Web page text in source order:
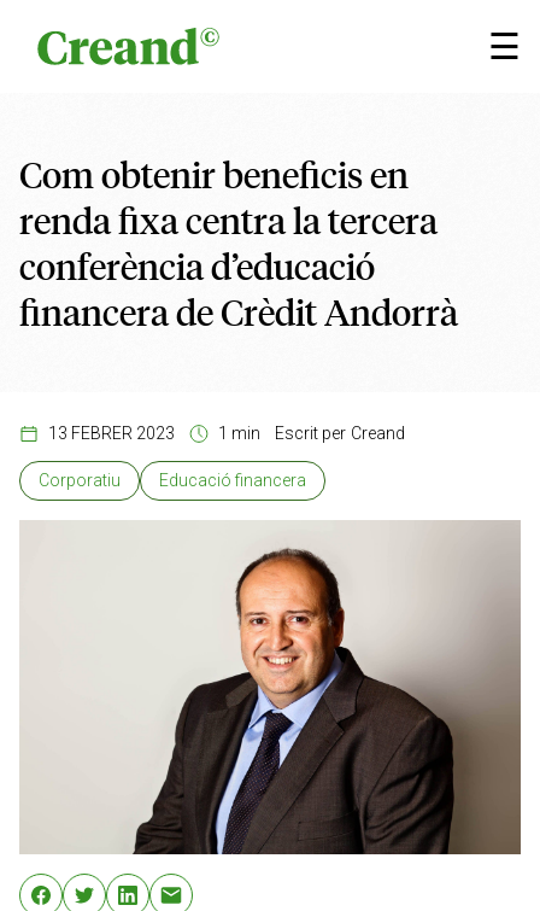
☰
×
Com obtenir beneficis en
renda fixa centra la tercera
conferència d’educació
financera de Crèdit Andorrà
13 FEBRER 2023 1 min Escrit per Creand
Corporatiu Educació financera